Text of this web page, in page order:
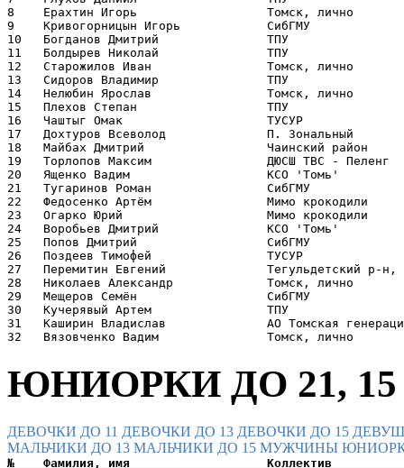
8    Ерахтин Игорь                  Томск, лично
9    Кривогорницын Игорь            CибГМУ
10   Богданов Дмитрий               ТПУ
11   Болдырев Николай               ТПУ
12   Старожилов Иван                Томск,
13   Сидоров Владимир               ТПУ
14   Нелюбин Ярослав                Томск,
15   Плехов Степан                  ТПУ
16   Чаштыг Омак                    ТУСУР
17   Дохтуров Всеволод              П.
18   Майбах Дмитрий                 Чаинский
19   Торлопов Максим                ДЮСШ ТВС -
20   Ященко Вадим                   КСО 'Томь'
21   Тугаринов Роман                СибГМУ
22   Федосенко Артём                Мимо
23   Огарко Юрий                    Мимо
24   Воробьев Дмитрий               КСО
25   Попов Дмитрий
26   Поздеев Тимофей
27   Перемитин Евгений
28   Николаев Александр
29   Мещеров Семён
30   Кучерявый Артем
31   Каширин Владислав              АО
ЮНИОРКИ ДО 21, 15
ДЕВОЧКИ ДО 11 ДЕВОЧКИ ДО 13 ДЕВОЧКИ ДО 15
МАЛЬЧИКИ ДО 13 МАЛЬЧИКИ ДО 15 МУЖЧИНЫ